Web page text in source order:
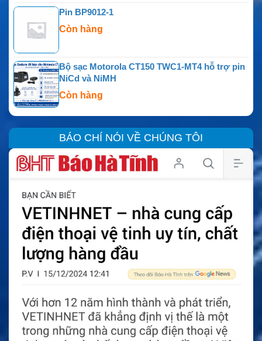
Pin BP9012-1
Còn hàng
Bộ sạc Motorola CT150 TWC1-MT4 hỗ trợ pin
NiCd và NiMH
Còn hàng
BÁO CHÍ NÓI VỀ CHÚNG TÔI